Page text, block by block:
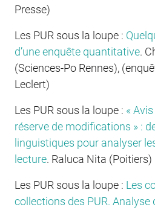
Presse)
Les PUR sous la loupe :
d’une enquête quantitative.
(Sciences-Po Rennes),
Leclert)
Les PUR sous la loupe : «
réserve de modifications » :
linguistiques pour analyser
lecture. Raluca Nita (Poitiers)
Les PUR sous la loupe : Les
collections des PUR. Analyse